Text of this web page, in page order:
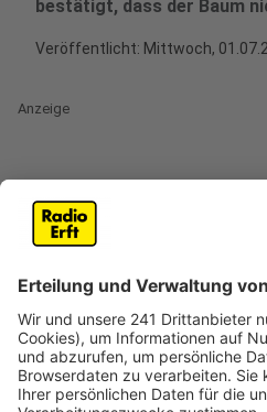
bestätigt, dass der Baum
Veröffentlicht: Mittwoch,
Anzeige
Baum auf Spielplatz
Anzeige
Die große Rosskastanie auf
Sankt-Michael-Straße in
werden. Bei Kontrollen des
Hüchelhoven waren faule